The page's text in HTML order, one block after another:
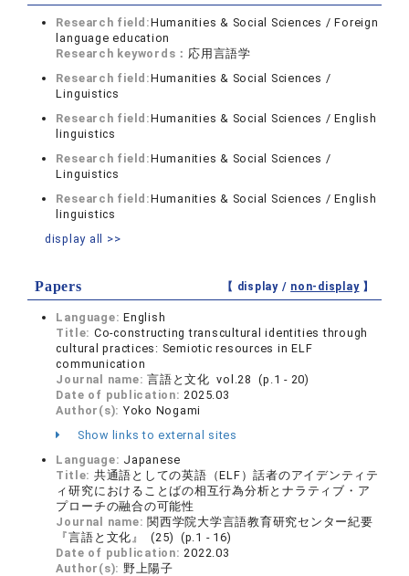
Research field:Humanities & Social Sciences / Foreign
language education
Research keywords： 応用言語学
Research field:Humanities & Social Sciences /
Linguistics
Research field:Humanities & Social Sciences / English
linguistics
Research field:Humanities & Social Sciences /
Linguistics
Research field:Humanities & Social Sciences / English
linguistics
display all >>
Papers 【 display / non-display】
Language:English
Title: Co-constructing transcultural identities through
cultural practices: Semiotic resources in ELF
communication
Journal name:言語と文化 vol.28 (p.1 - 20)
Date of publication:2025.03
Author(s): Yoko Nogami
Show links to external sites
Language: Japanese
Title: 共通語としての英語（ELF）話者のアイデンティテ
ィ研究におけることばの相互行為分析とナラティブ・ア
プローチの融合の可能性
Journal name: 関西学院大学言語教育研究センター紀要
『言語と文化』 (25) (p.1 - 16)
Date of publication:2022.03
Author(s): 野上陽子